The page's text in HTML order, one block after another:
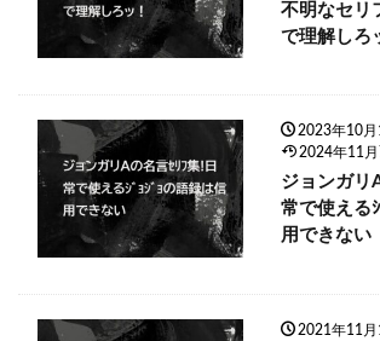
不明なセリ
で理解しろ
2023年10月
2024年11月
ジョンガリ
常で使える
用できない
2021年11月